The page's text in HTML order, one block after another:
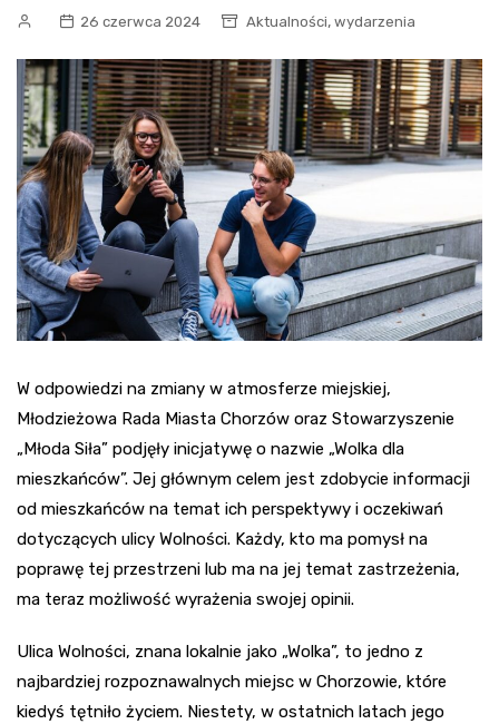
26 czerwca 2024 Aktualności, wydarzenia
W odpowiedzi na zmiany w atmosferze miejskiej,
Młodzieżowa Rada Miasta Chorzów oraz Stowarzyszenie
„Młoda Siła” podjęły inicjatywę o nazwie „Wolka dla
mieszkańców”. Jej głównym celem jest zdobycie informacji
od mieszkańców na temat ich perspektywy i oczekiwań
dotyczących ulicy Wolności. Każdy, kto ma pomysł na
poprawę tej przestrzeni lub ma na jej temat zastrzeżenia,
ma teraz możliwość wyrażenia swojej opinii.
Ulica Wolności, znana lokalnie jako „Wolka”, to jedno z
najbardziej rozpoznawalnych miejsc w Chorzowie, które
kiedyś tętniło życiem. Niestety, w ostatnich latach jego